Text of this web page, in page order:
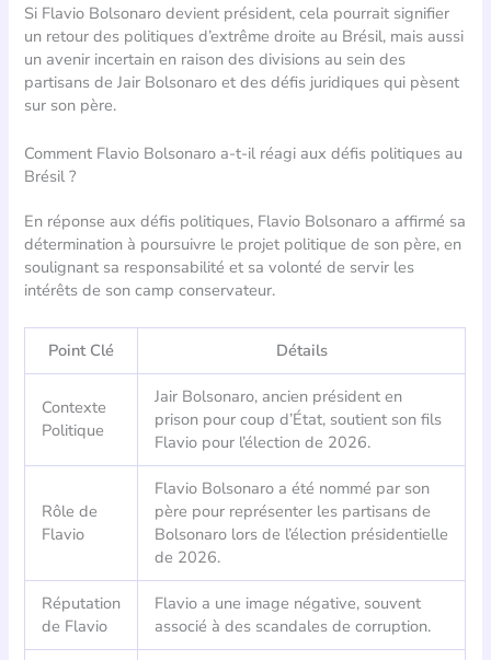
Si Flavio Bolsonaro devient président, cela pourrait signifier
un retour des politiques d’extrême droite au Brésil, mais aussi
un avenir incertain en raison des divisions au sein des
partisans de Jair Bolsonaro et des défis juridiques qui pèsent
sur son père.
Comment Flavio Bolsonaro a-t-il réagi aux défis politiques au
Brésil ?
En réponse aux défis politiques, Flavio Bolsonaro a affirmé sa
détermination à poursuivre le projet politique de son père, en
soulignant sa responsabilité et sa volonté de servir les
intérêts de son camp conservateur.
Point Clé Détails
Contexte
Politique
Jair Bolsonaro, ancien président en
prison pour coup d’État, soutient son fils
Flavio pour l’élection de 2026.
Rôle de
Flavio
Flavio Bolsonaro a été nommé par son
père pour représenter les partisans de
Bolsonaro lors de l’élection présidentielle
de 2026.
Réputation
de Flavio
Flavio a une image négative, souvent
associé à des scandales de corruption.